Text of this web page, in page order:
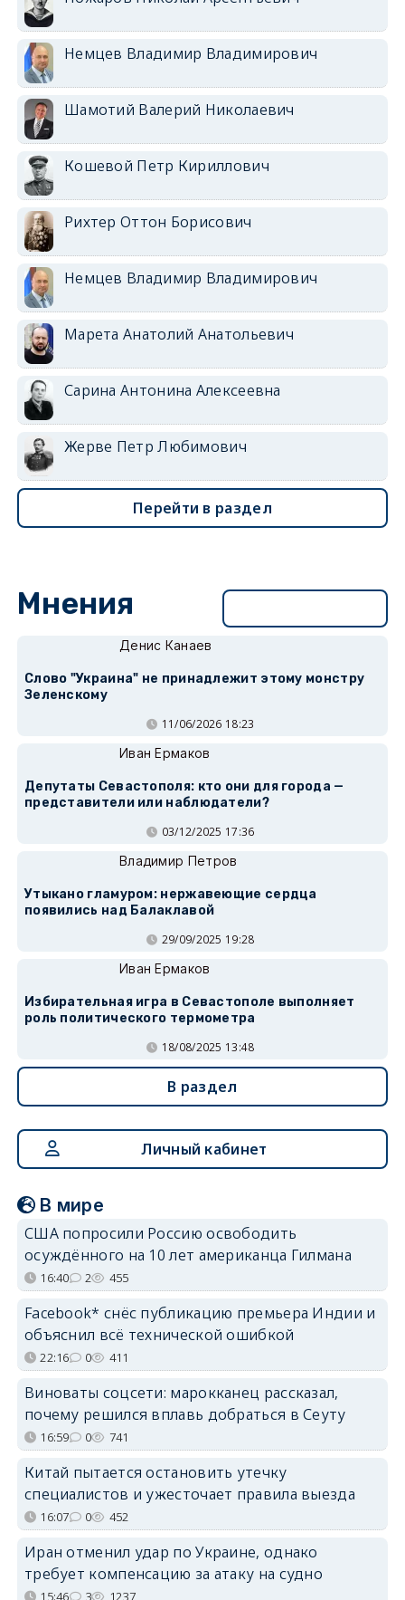
Немцев Владимир Владимирович
Шамотий Валерий Николаевич
Кошевой Петр Кириллович
Рихтер Оттон Борисович
Немцев Владимир Владимирович
Марета Анатолий Анатольевич
Сарина Антонина Алексеевна
Жерве Петр Любимович
Перейти в раздел
Мнения
Денис Канаев
Слово "Украина" не принадлежит этому монстру
Зеленскому
11/06/2026 18:23
Иван Ермаков
Депутаты Севастополя: кто они для города —
представители или наблюдатели?
03/12/2025 17:36
Владимир Петров
Утыкано гламуром: нержавеющие сердца
появились над Балаклавой
29/09/2025 19:28
Иван Ермаков
Избирательная игра в Севастополе выполняет
роль политического термометра
18/08/2025 13:48
В раздел
Личный кабинет
В мире
США попросили Россию освободить
осуждённого на 10 лет американца Гилмана
16:40 2 455
Facebook* снёс публикацию премьера Индии и
объяснил всё технической ошибкой
22:16 0 411
Виноваты соцсети: марокканец рассказал,
почему решился вплавь добраться в Сеуту
16:59 0 741
Китай пытается остановить утечку
специалистов и ужесточает правила выезда
16:07 0 452
Иран отменил удар по Украине, однако
требует компенсацию за атаку на судно
15:46 3 1237